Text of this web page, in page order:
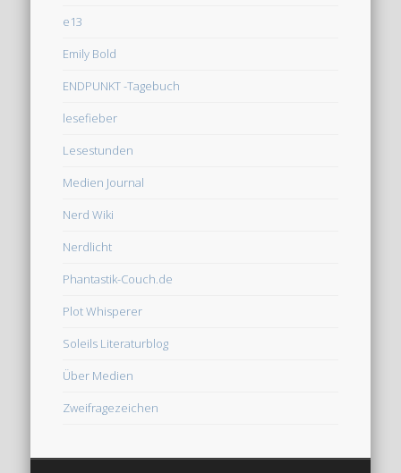
e13
Emily Bold
ENDPUNKT -Tagebuch
lesefieber
Lesestunden
Medien Journal
Nerd Wiki
Nerdlicht
Phantastik-Couch.de
Plot Whisperer
Soleils Literaturblog
Über Medien
Zweifragezeichen